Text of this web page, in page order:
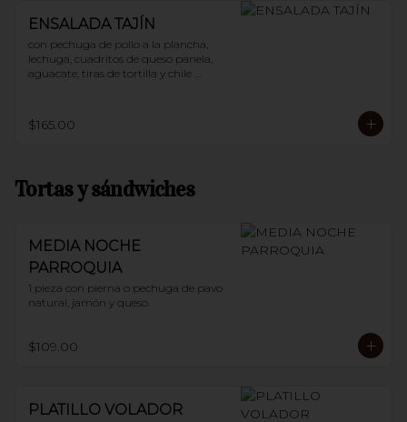
ENSALADA TAJÍN
con pechuga de pollo a la plancha,
lechuga, cuadritos de queso panela,
aguacate, tiras de tortilla y chile
$165.00
Tortas y sándwiches
MEDIA NOCHE
PARROQUIA
1 pieza con pierna o pechuga de pavo
natural, jamón y queso.
$109.00
PLATILLO VOLADOR